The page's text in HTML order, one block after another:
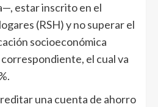
estar inscrito en el
(RSH) y no superar el
socioeconómica
el cual va
una cuenta de ahorro